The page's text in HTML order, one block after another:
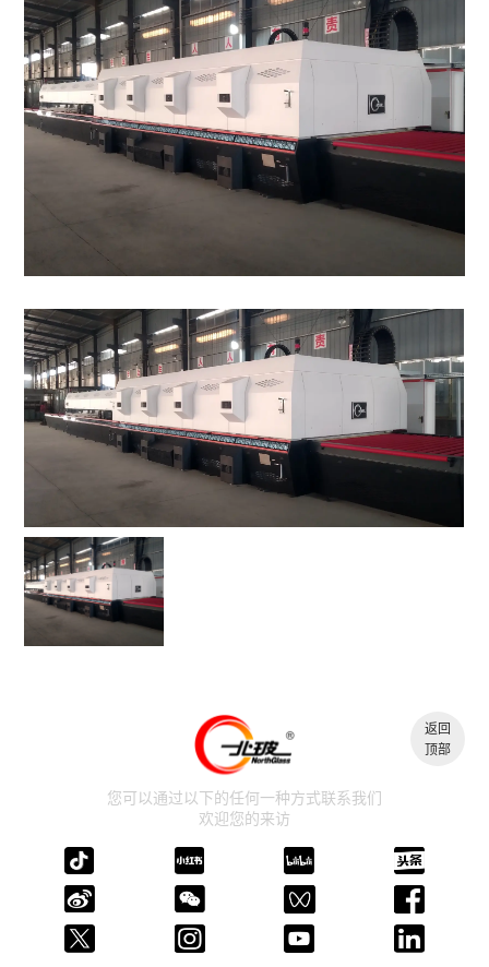
东南亚地区
非洲地区
返回
顶部
您可以通过以下的任何一种方式联系我们
欢迎您的来访